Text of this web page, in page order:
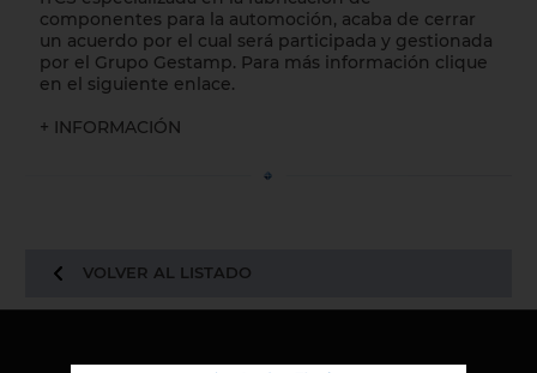
componentes para la automoción, acaba de cerrar
un acuerdo por el cual será participada y gestionada
por el Grupo Gestamp. Para más información clique
en el siguiente enlace.
+ INFORMACIÓN
VOLVER AL LISTADO